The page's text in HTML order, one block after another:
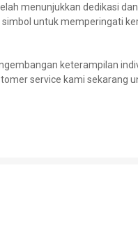
menunjukkan dedikasi
untuk memperingati
keterampilan
service kami sekarang